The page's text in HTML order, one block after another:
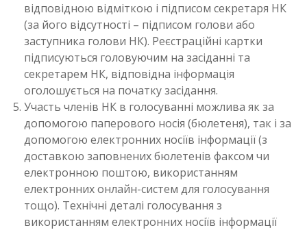
відповідною відміткою і підписом секретаря НК
(за його відсутності – підписом голови або
заступника голови НК). Реєстраційні картки
підписуються головуючим на засіданні та
секретарем НК, відповідна інформація
оголошується на початку засідання.
Участь членів НК в голосуванні можлива як за
допомогою паперового носія (бюлетеня), так і за
допомогою електронних носіїв інформації (з
доставкою заповнених бюлетенів факсом чи
електронною поштою, використанням
електронних онлайн-систем для голосування
тощо). Технічні деталі голосування з
використанням електронних носіїв інформації